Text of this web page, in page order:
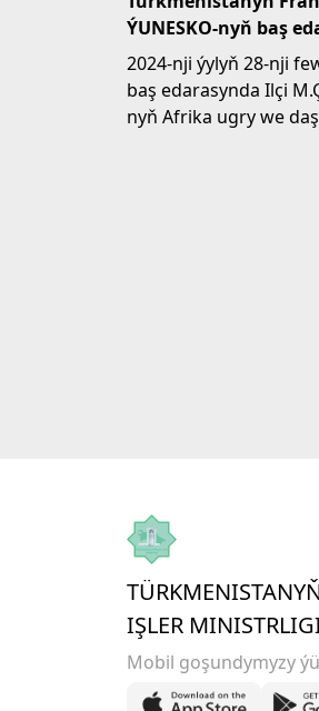
ÝUNESKO-nyň baş
2024-nji ýylyň 28-nji
baş edarasynda Ilçi
nyň Afrika ugry we
IŞLER
Mobil goşundymyzy